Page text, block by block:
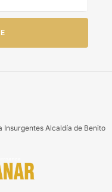
Insurgentes Alcaldía de Benito